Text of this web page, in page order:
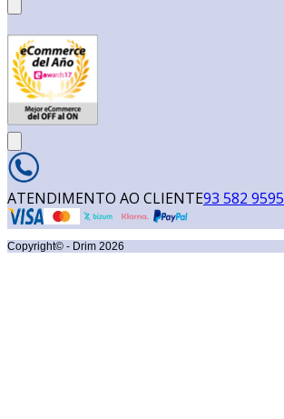
ATENDIMENTO AO CLIENTE93 582 9595
Copyright© - Drim 2026